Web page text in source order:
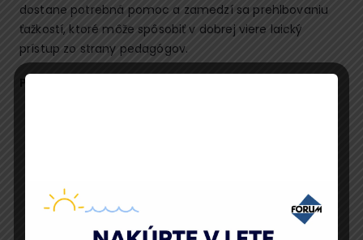
dostane potrebná pomoc a zamedzí sa prehlbovaniu
ťažkostí, ktoré môže spôsobiť v dobrej viere laický
prístup zo strany pedagógov.
Podrobnosti publikácie:
Privátna stránka, ktorá obsahuje návody pre
rýchlu pomoc, checklisty a vzory prevencie